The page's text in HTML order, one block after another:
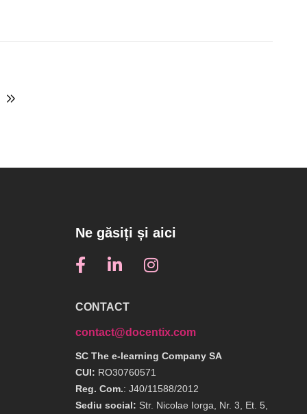
Ne găsiți și aici
CONTACT
contact@docentix.com
SC The e-learning Company SA
CUI: RO30760571
Reg. Com.: J40/11588/2012
Sediu social: Str. Nicolae Iorga, Nr. 3, Et. 5,